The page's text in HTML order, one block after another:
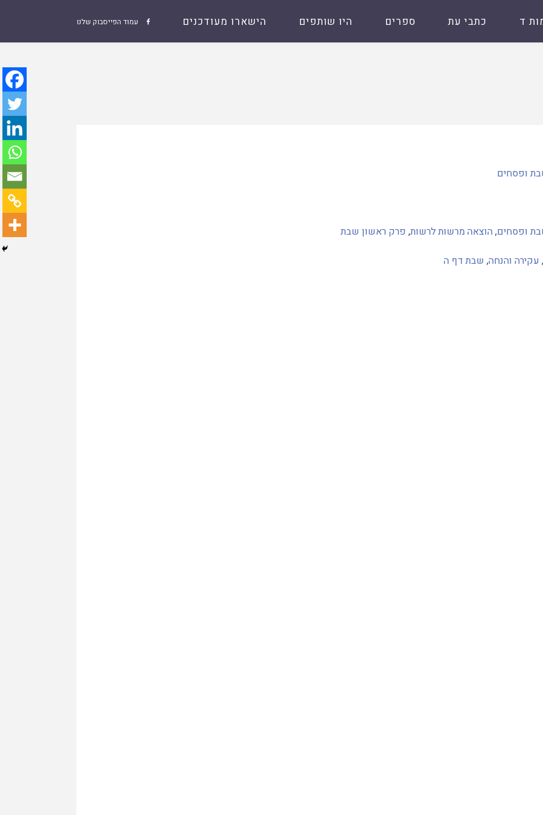
 עמוד הפייסבוק שלנו ד כתבי עת ספרים היו שותפים הישארו מעודכנים
ופסחים
ופסחים, הוצאה מרשות לרשות, פרק ראשון שבת
, עקירה והנחה, שבת דף ה